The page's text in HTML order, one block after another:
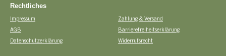
Rechtliches
Impressum
AGB
Datenschutzerklärung
Zahlung & Versand
Barrierefreiheitserklärung
Widerrufsrecht